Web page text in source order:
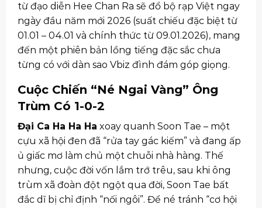
từ đạo diễn Hee Chan Ra sẽ đổ bộ rạp Việt ngay
ngày đầu năm mới 2026 (suất chiếu đặc biệt từ
01.01 – 04.01 và chính thức từ 09.01.2026), mang
đến một phiên bản lồng tiếng đặc sắc chưa
từng có với dàn sao Vbiz đình đám góp giọng.
Cuộc Chiến “Né Ngai Vàng” Ông
Trùm Có 1-0-2
Đại Ca Ha Ha Ha xoay quanh Soon Tae – một
cựu xã hội đen đã “rửa tay gác kiếm” và đang ấp
ủ giấc mơ làm chủ một chuỗi nhà hàng. Thế
nhưng, cuộc đời vốn lắm trớ trêu, sau khi ông
trùm xã đoàn đột ngột qua đời, Soon Tae bất
đắc dĩ bị chỉ định “nối ngôi”. Để né tránh “cơ hội